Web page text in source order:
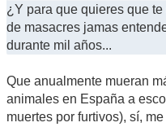
¿Y para que quieres que
de masacres jamas
durante mil años...
Que anualmente mueran
animales en España a
muertes por furtivos), sí,